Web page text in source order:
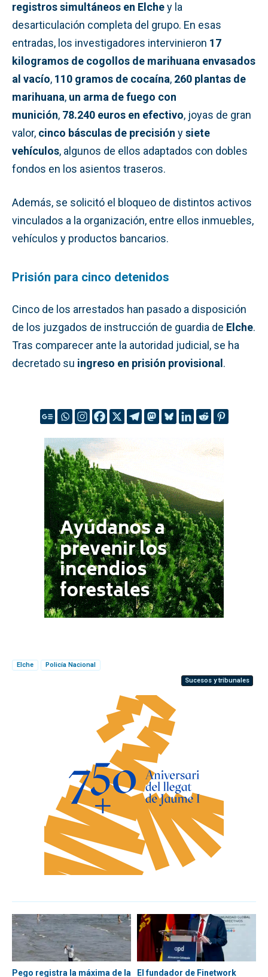
registros simultáneos en Elchey la
desarticulación completa del grupo. En esas
entradas, los investigadores intervinieron 17
kilogramos de cogollos de marihuana envasados
al vacío, 110 gramos de cocaína, 260 plantas de
marihuana, un arma de fuego con
munición, 78.240 euros en efectivo, joyas de gran
valor, cinco básculas de precisión ysiete
vehículos, algunos de ellos adaptados con dobles
fondos en los asientos traseros.
Además, se solicitó el bloqueo de distintos activos
vinculados a la organización, entre ellos inmuebles,
vehículos y productos bancarios.
Prisión para cinco detenidos
Cinco de los arrestados han pasado a disposición
de los juzgados de instrucción de guardia de Elche.
Tras comparecer ante la autoridad judicial, se ha
decretado su ingreso en prisión provisional .
Elche
Policía Nacional
Sucesos y tribunales
Pego registra la máxima de la El fundador de Finetwork